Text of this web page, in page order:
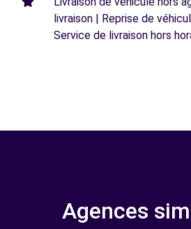
livraison | Reprise de
Service de livraison hors
Agences